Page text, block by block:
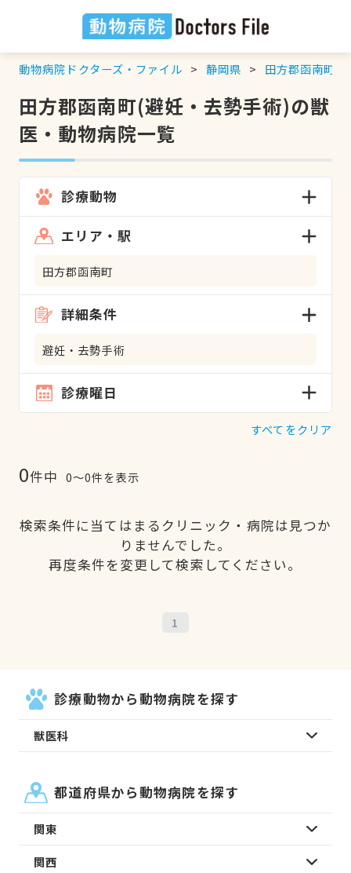
動物病院ドクターズ・ファイル 静岡県 田方郡函南町
田方郡函南町(避妊・去勢手術)の獣
医・動物病院一覧
診療動物
エリア・駅
田方郡函南町
詳細条件
避妊・去勢手術
診療曜日
すべてをクリア
0件中 0〜0件を表示
検索条件に当てはまるクリニック・病院は見つか
りませんでした。
再度条件を変更して検索してください。
1
診療動物から動物病院を探す
獣医科
都道府県から動物病院を探す
関東
関西